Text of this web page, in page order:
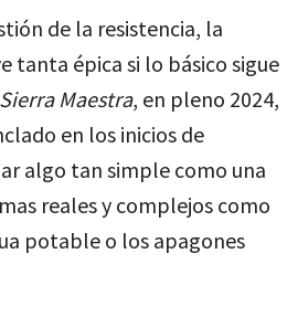
de la resistencia, la
tanta épica si lo básico sigue
Sierra Maestra, en pleno 2024,
en los inicios de
algo tan simple como una
reales y complejos como
potable o los apagones